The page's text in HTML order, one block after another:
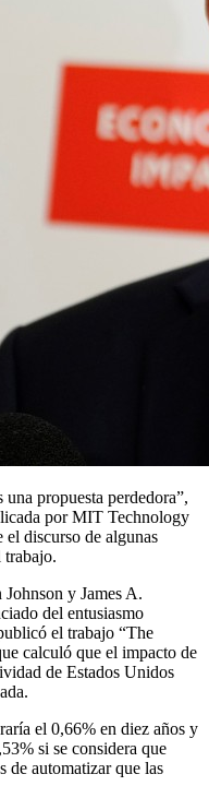
propuesta perdedora”,
por MIT Technology
el discurso de algunas
trabajo.
y James A.
del entusiasmo
el trabajo “The
calculó que el impacto de
de Estados Unidos
el 0,66% en diez años y
si se considera que
de automatizar que las